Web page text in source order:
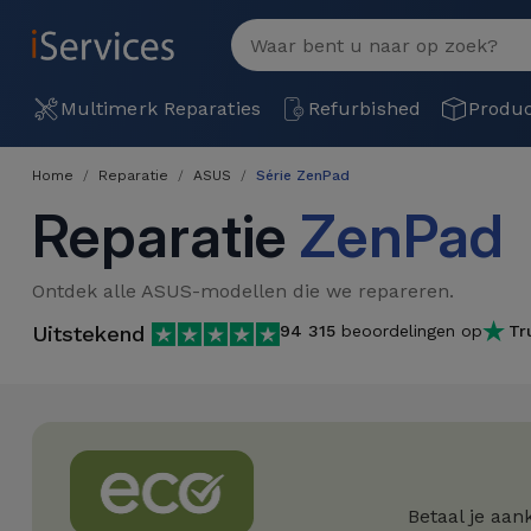
Multimerk Reparaties Refurbished
MENU
Multimerk
Per
defect
iPhone
iPad
Refurbished
iPhones
Refurbished
Producten
DJI
Kabels
Winkels
Inruil
Bekijk
Home Reparatie ASUS Série ZenPad
Reparatie ZenPad
Ontdek alle ASUS-modellen die we repareren.
Uitstekend 94 315beoordelingen op
Betaal je